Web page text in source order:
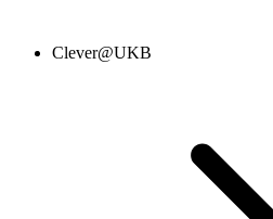
Clever@UKB